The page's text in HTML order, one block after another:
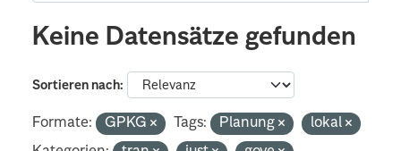
Keine Datensätze gefunden
Sortieren nach
Formate: GPKG Tags: Planung
lokal